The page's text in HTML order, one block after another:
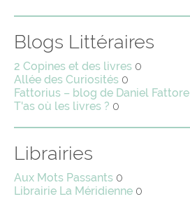
Blogs Littéraires
2 Copines et des livres 0
Allée des Curiosités 0
Fattorius – blog de Daniel Fattore
T'as où les livres ? 0
Librairies
Aux Mots Passants 0
Librairie La Méridienne 0